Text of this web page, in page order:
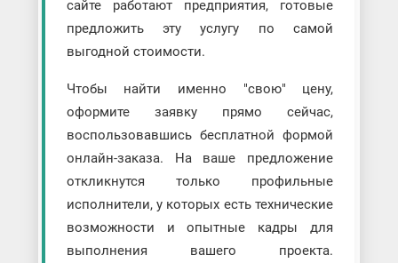
сайте работают предприятия, готовые
предложить эту услугу по самой
выгодной стоимости.
Чтобы найти именно "свою" цену,
оформите заявку прямо сейчас,
воспользовавшись бесплатной формой
онлайн-заказа. На ваше предложение
откликнутся только профильные
исполнители, у которых есть технические
возможности и опытные кадры для
выполнения вашего проекта.